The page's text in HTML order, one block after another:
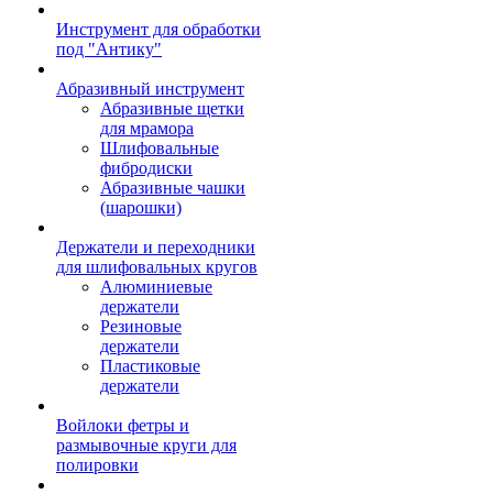
Инструмент для обработки
под "Антику"
Абразивный инструмент
Абразивные щетки
для мрамора
Шлифовальные
фибродиски
Абразивные чашки
(шарошки)
Держатели и переходники
для шлифовальных кругов
Алюминиевые
держатели
Резиновые
держатели
Пластиковые
держатели
Войлоки фетры и
размывочные круги для
полировки